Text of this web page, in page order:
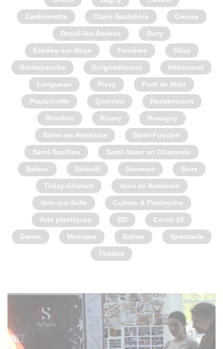
Cardonnette Clairy-Saulchoix Creuse
Dreuil-les-Amiens Dury
Estrées-sur-Noye Ferrières Glisy
Grattepanche Guignemicourt Hébecourt
Longueau Pissy Pont de Metz
Poulainville Querrieu Remiencourt
Revelles Rivery Rumigny
Sains-en-Amiénois Saint-Fuscien
Saint-Sauflieu Saint-Vaast en Chaussée
Saleux Salouël Saveuse Seux
Thézy-Glimont Vaux en Amiénois
Vers-sur-Selle Culture & Patrimoine
Arts plastiques BD Covid-19
Danse Musique Safran Spectacle
Théâtre